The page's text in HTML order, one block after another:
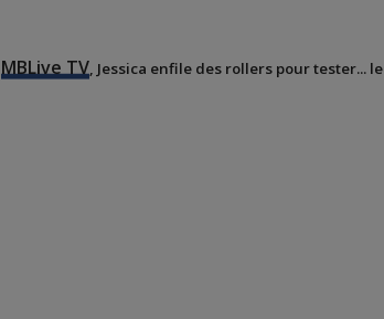
MBLive TV, Jessica enfile des rollers pour tester... le